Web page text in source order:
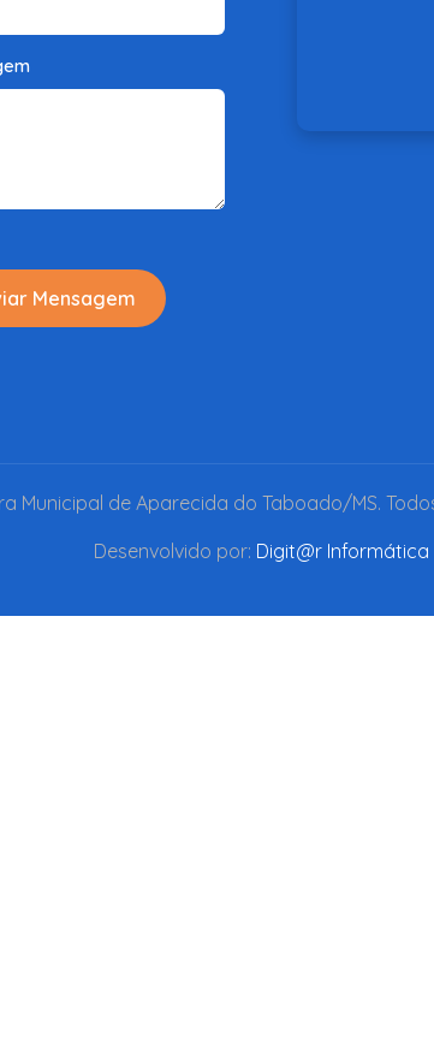
Mensagem
Municipal de Aparecida do Taboado/MS.
Desenvolvido por: Digit@r Informática